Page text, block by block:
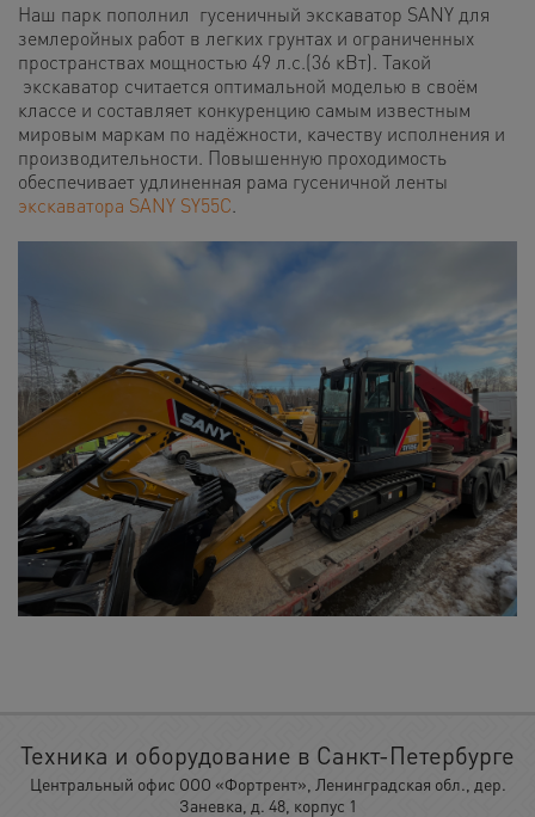
Наш парк пополнил гусеничный экскаватор SANY для
землеройных работ в легких грунтах и ограниченных
пространствах мощностью 49 л.с.(36 кВт). Такой
экскаватор считается оптимальной моделью в своём
классе и составляет конкуренцию самым известным
мировым маркам по надёжности, качеству исполнения и
производительности. Повышенную проходимость
обеспечивает удлиненная рама гусеничной ленты
экскаватора SANY SY55C
Техника и оборудование в Санкт-Петербурге
Центральный офис ООО «Фортрент», Ленинградская обл., дер.
Заневка, д. 48, корпус 1